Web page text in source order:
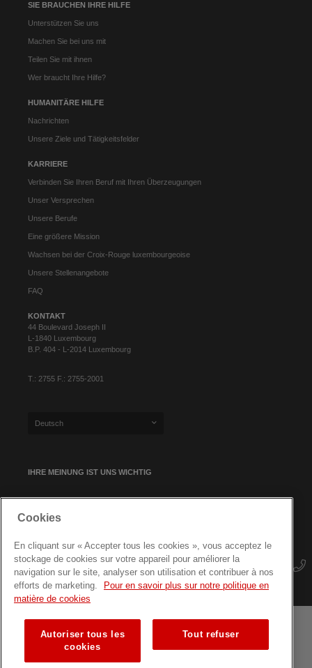
SIE BRAUCHEN IHRE HILFE
Unterstützen Sie uns
Machen Sie bei uns mit
Teilen Sie mit ihnen
Wer braucht Ihre Hilfe?
HUMANITÄRE HILFE
Nachrichten
Unsere Ziele und Tätigkeitsfelder
KARRIERE
Verbinden Sie Ihren Beruf mit Ihren Überzeugungen
Unser Versprechen
Unsere Berufe
Eine größere Mission
Wachsen bei der Croix-Rouge luxembourgeoise
Unsere Stellenangebote
FAQ
KONTAKT
44 Boulevard Joseph II
L-1840 Luxembourg
B.P. 404 - L-2014 Luxembourg
T.: 2755 F.: 2755-2001
Deutsch
IHRE MEINUNG IST UNS WICHTIG
NEWSLETTER-ANMELDUNG
Geschäftsbedingungen
Seitenübersicht
Fortbildungen für Fachkräfte
Cookies
En cliquant sur « Accepter tous les cookies », vous acceptez le
stockage de cookies sur votre appareil pour améliorer la
navigation sur le site, analyser son utilisation et contribuer à nos
efforts de marketing.
Pour en savoir plus sur notre politique en
matière de cookies
Autoriser tous les
cookies
Tout refuser